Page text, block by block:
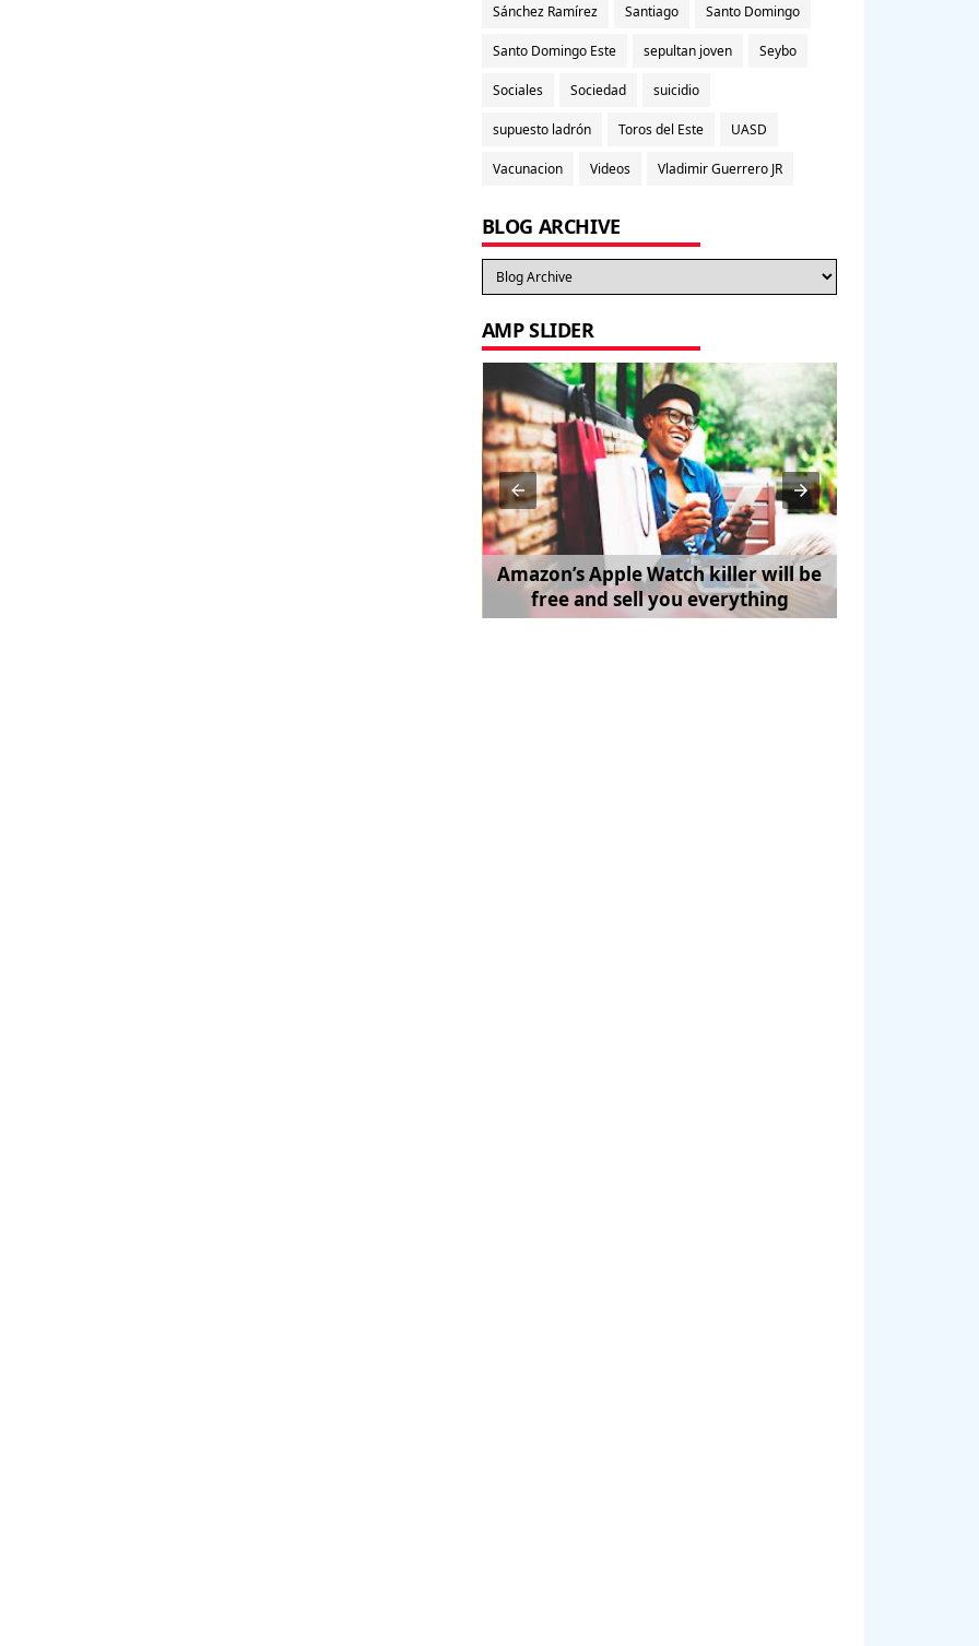
Sánchez Ramírez Santiago Santo Domingo
Santo Domingo Este sepultan joven Seybo
Sociales Sociedad suicidio
supuesto ladrón Toros del Este UASD
Vacunacion Videos Vladimir Guerrero JR
BLOG ARCHIVE
AMP SLIDER
Amazon’s Apple Watch killer will be
free and sell you everything